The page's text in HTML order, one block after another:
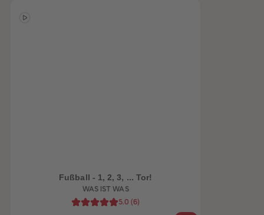
Fußball - 1, 2, 3, ... Tor!
WAS IST WAS
5.0 (6)